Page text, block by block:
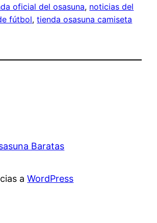
oficial del osasuna, noticias del
fútbol, tienda osasuna camiseta
Baratas
aWordPress